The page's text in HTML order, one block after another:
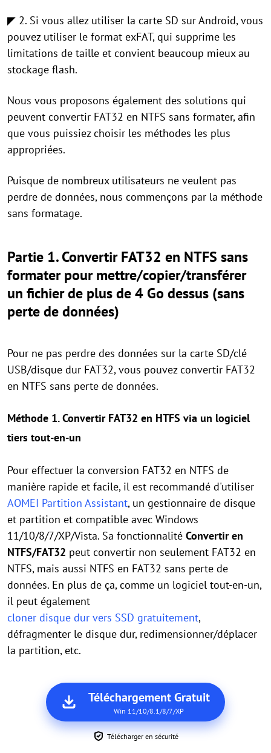
◤ 2. Si vous allez utiliser la carte SD sur Android, vous
pouvez utiliser le format exFAT, qui supprime les
limitations de taille et convient beaucoup mieux au
stockage flash.
Nous vous proposons également des solutions qui
peuvent convertir FAT32 en NTFS sans formater, afin
que vous puissiez choisir les méthodes les plus
appropriées.
Puisque de nombreux utilisateurs ne veulent pas
perdre de données, nous commençons par la méthode
sans formatage.
Partie 1. Convertir FAT32 en NTFS sans
formater pour mettre/copier/transférer
un fichier de plus de 4 Go dessus (sans
perte de données)
Pour ne pas perdre des données sur la carte SD/clé
USB/disque dur FAT32, vous pouvez convertir FAT32
en NTFS sans perte de données.
Méthode 1. Convertir FAT32 en HTFS via un logiciel
tiers tout-en-un
Pour effectuer la conversion FAT32 en NTFS de
manière rapide et facile, il est recommandé d'utiliser
AOMEI Partition Assistant, un gestionnaire de disque
et partition et compatible avec Windows
11/10/8/7/XP/Vista. Sa fonctionnalité Convertir en
NTFS/FAT32 peut convertir non seulement FAT32 en
NTFS, mais aussi NTFS en FAT32 sans perte de
données. En plus de ça, comme un logiciel tout-en-un,
il peut également
cloner disque dur vers SSD gratuitement,
défragmenter le disque dur, redimensionner/déplacer
la partition, etc.
Téléchargement Gratuit
Win 11/10/8.1/8/7/XP
Télécharger en sécurité